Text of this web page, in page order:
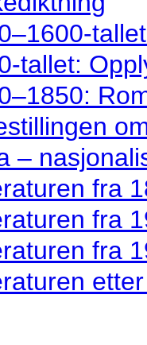
tallet:
–
fra
fra
fra